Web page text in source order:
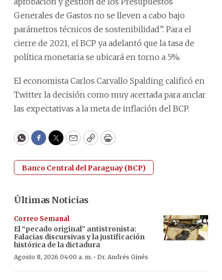
Generales de Gastos no se lleven a cabo bajo
parámetros técnicos de sostenibilidad”. Para el
cierre de 2021, el BCP ya adelantó que la tasa de
política monetaria se ubicará en torno a 5%.
El economista Carlos Carvallo Spalding calificó en
Twitter la decisión como muy acertada para anclar
las expectativas a la meta de inflación del BCP.
WhatsApp
Facebook
Twitter
EmailCopyPrint
Banco Central del Paraguay (BCP)
Últimas Noticias
Correo Semanal
El “pecado original” antistronista:
Falacias discursivas y la justificación
histórica de la dictadura
Agosto 8, 2026 04:00 a. m. · Dr. Andrés Ginés